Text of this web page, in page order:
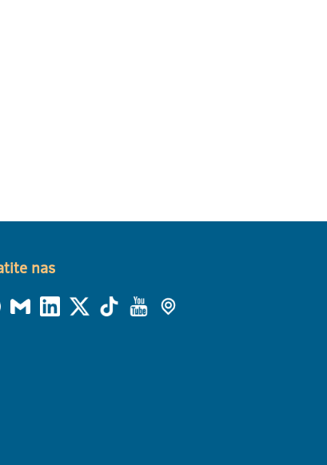
nas